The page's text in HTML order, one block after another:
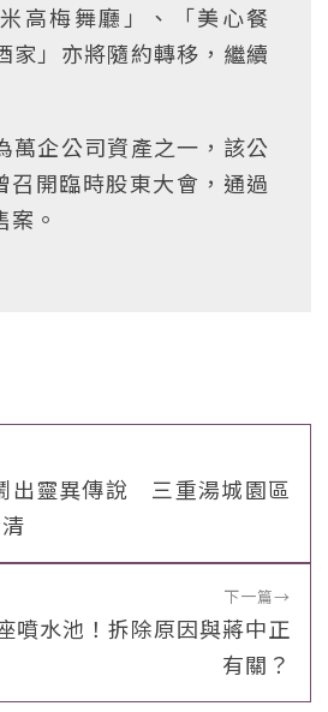
高梅舞廳」、「美心餐
家」亦將隨約轉移，繼續
萬企公司資產之一，該公
召開臨時股東大會，通過
。
出靈異傳說 三重湯城園區
下一篇→
噴水池！拆除原因與蔣中正
有關？